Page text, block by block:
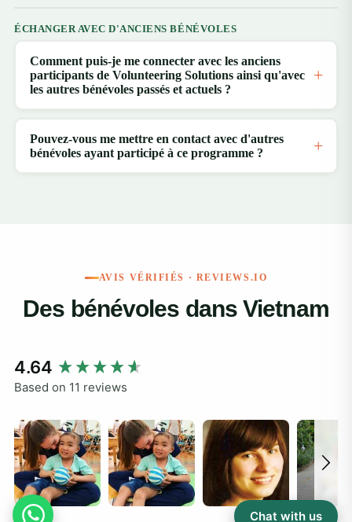
ÉCHANGER AVEC D'ANCIENS BÉNÉVOLES
Comment puis-je me connecter avec les anciens
participants de Volunteering Solutions ainsi qu'avec
les autres bénévoles passés et actuels ?
Pouvez-vous me mettre en contact avec d'autres
bénévoles ayant participé à ce programme ?
AVIS VÉRIFIÉS · REVIEWS.IO
Des bénévoles dans Vietnam
4.64
Based on 11 reviews
New content loaded
Chat with us